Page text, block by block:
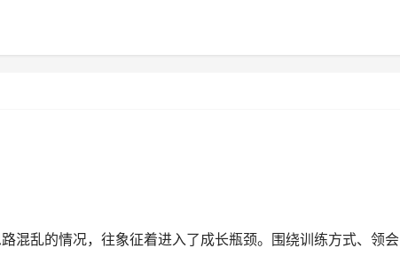
混乱的情况，往象征着进入了成长瓶颈。围绕训练方式、领会